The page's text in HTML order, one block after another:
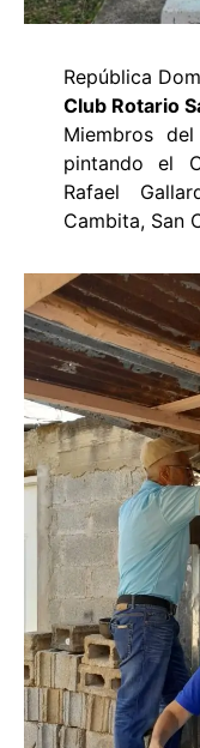
República
Club Rotario
Miembros
pintando el
Rafael
Cambita, San